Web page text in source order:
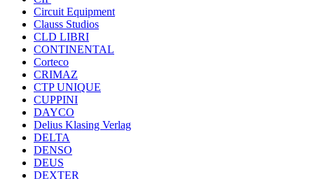
Circuit Equipment
Clauss Studios
CLD LIBRI
CONTINENTAL
Corteco
CRIMAZ
CTP UNIQUE
CUPPINI
DAYCO
Delius Klasing Verlag
DELTA
DENSO
DEUS
DEXTER